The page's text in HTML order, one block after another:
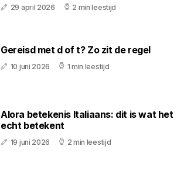
29 april 2026 2 min leestijd
Gereisd met d of t? Zo zit de regel
10 juni 2026 1 min leestijd
Alora betekenis Italiaans: dit is wat het
echt betekent
19 juni 2026 2 min leestijd